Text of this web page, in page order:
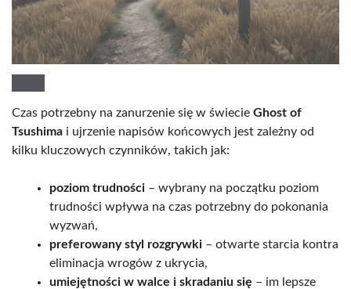
Czas potrzebny na zanurzenie się w świecie Ghost of
Tsushima i ujrzenie napisów końcowych jest zależny od
kilku kluczowych czynników, takich jak:
poziom trudności – wybrany na początku poziom
trudności wpływa na czas potrzebny do pokonania
wyzwań,
preferowany styl rozgrywki – otwarte starcia kontra
eliminacja wrogów z ukrycia,
umiejętności w walce i skradaniu się – im lepsze